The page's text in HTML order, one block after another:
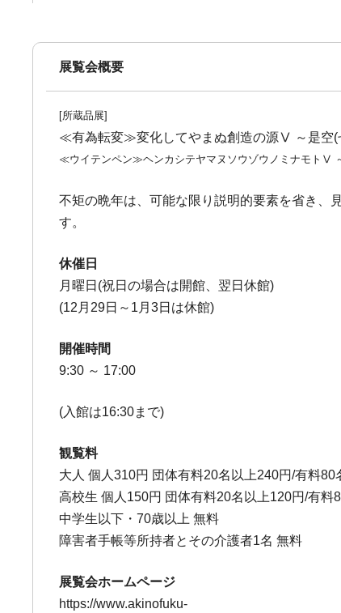
展覧会概要
[所蔵品展]
≪有為転変≫変化してやまぬ創造の源Ⅴ ～是空(
≪ウイテンペン≫ヘンカシテヤマヌソウゾウノミナモトⅤ
不矩の晩年は、可能な限り説明的要素を省き、
す。
休催日
月曜日(祝日の場合は開館、翌日休館)
(12月29日～1月3日は休館)
開催時間
9:30 ～ 17:00
(入館は16:30まで)
観覧料
大人 個人310円 団体有料20名以上240円/有料80
高校生 個人150円 団体有料20名以上120円/有料
中学生以下・70歳以上 無料
障害者手帳等所持者とその介護者1名 無料
展覧会ホームページ
https://www.akinofuku-